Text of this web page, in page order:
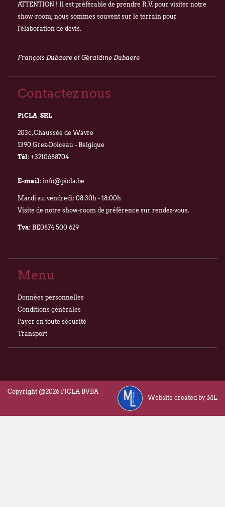
ATTENTION ! Il est préférable de prendre R.V. pour visiter notre
show-room; nous sommes souvent sur le terrain pour
l'élaboration de devis.
François Dubaere et Géraldine Dubaere
Contactez nous
PiCLA SRL
203c, Chaussée de Wavre
1390 Grez-Doiceau - Belgique
Tél: +3210688704
E-mail: info@picla.be
Mardi au vendredi: 08:30h - 18:00h
Visite de notre show-room de préférence sur rendez-vous.
Tva: BE0874 500 629
Menu
Données personnelles
Conditions générales
Payer en toute sécurité
Transport
Copyright @2026 PICLA BVBA
Website created by ML